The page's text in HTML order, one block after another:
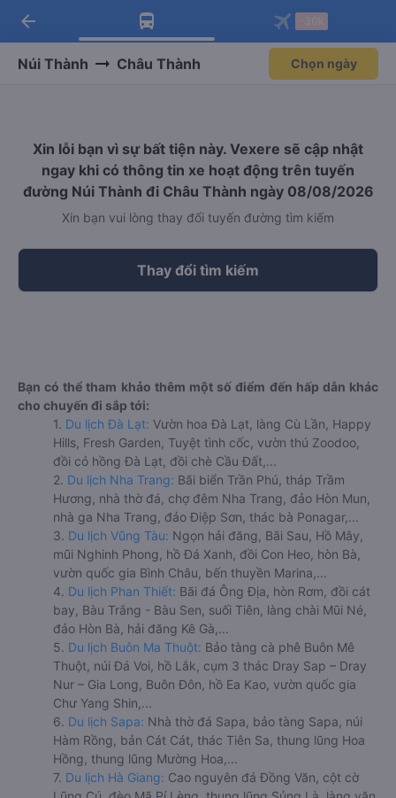
Tải app Vexere ngay!
Nhận ưu đãi thành viên độc
Mở app
Tải app Vexere
-30k/ghế khi đặt vé máy bay qua
Mở app
arrow_back
Núi Thành Châu Thành Chọn ngày
Xin lỗi bạn vì sự bất tiện này. Vexere sẽ cập nhật
ngay khi có thông tin xe hoạt động trên tuyến
đường Núi Thành đi Châu Thành ngày 08/08/2026
Xin bạn vui lòng thay đổi tuyến đường tìm kiếm
Thay đổi tìm kiếm
Bạn có thể tham khảo thêm một số điểm đến hấp dẫn khác
cho chuyến đi sắp tới:
1. Du lịch Đà Lạt: Vườn hoa Đà Lạt, làng Cù Lần, Happy
Hills, Fresh Garden, Tuyệt tình cốc, vườn thú Zoodoo,
đồi cỏ hồng Đà Lạt, đồi chè Cầu Đất,...
2. Du lịch Nha Trang: Bãi biển Trần Phú, tháp Trầm
Hương, nhà thờ đá, chợ đêm Nha Trang, đảo Hòn Mun,
nhà ga Nha Trang, đảo Điệp Sơn, thác bà Ponagar,...
3. Du lịch Vũng Tàu: Ngọn hải đăng, Bãi Sau, Hồ Mây,
mũi Nghinh Phong, hồ Đá Xanh, đồi Con Heo, hòn Bà,
vườn quốc gia Bình Châu, bến thuyền Marina,...
4. Du lịch Phan Thiết: Bãi đá Ông Địa, hòn Rơm, đồi cát
bay, Bàu Trắng - Bàu Sen, suối Tiên, làng chài Mũi Né,
đảo Hòn Bà, hải đăng Kê Gà,...
5. Du lịch Buôn Ma Thuột: Bảo tàng cà phê Buôn Mê
Thuột, núi Đá Voi, hồ Lắk, cụm 3 thác Dray Sap – Dray
Nur – Gia Long, Buôn Đôn, hồ Ea Kao, vườn quốc gia
Chư Yang Shin,...
6. Du lịch Sapa: Nhà thờ đá Sapa, bảo tàng Sapa, núi
Hàm Rồng, bản Cát Cát, thác Tiên Sa, thung lũng Hoa
Hồng, thung lũng Mường Hoa,...
7. Du lịch Hà Giang: Cao nguyên đá Đồng Văn, cột cờ